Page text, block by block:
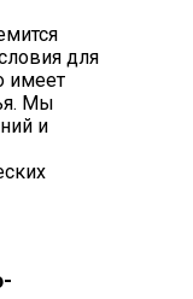
для
имеет
Мы
и